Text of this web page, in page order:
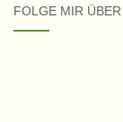
FOLGE MIR ÜBER